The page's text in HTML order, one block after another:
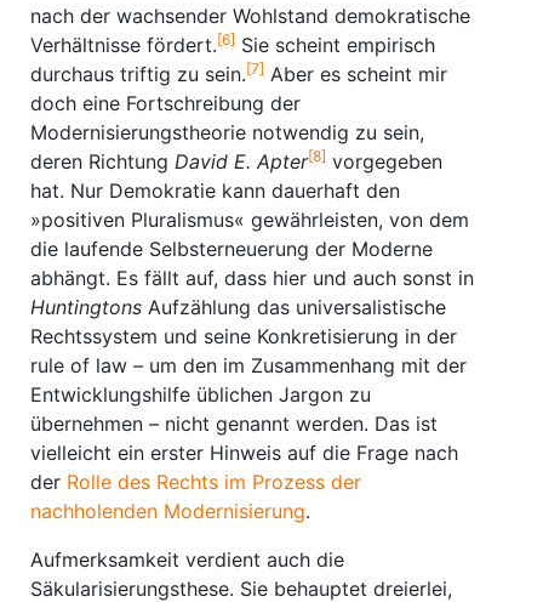
nach der wachsender Wohlstand demokratische
Verhältnisse fördert.[6] Sie scheint empirisch
durchaus triftig zu sein.[7] Aber es scheint mir
doch eine Fortschreibung der
Modernisierungstheorie notwendig zu sein,
deren Richtung David E. Apter[8] vorgegeben
hat. Nur Demokratie kann dauerhaft den
»positiven Pluralismus« gewährleisten, von dem
die laufende Selbsterneuerung der Moderne
abhängt. Es fällt auf, dass hier und auch sonst in
Huntingtons Aufzählung das universalistische
Rechtssystem und seine Konkretisierung in der
rule of law – um den im Zusammenhang mit der
Entwicklungshilfe üblichen Jargon zu
übernehmen – nicht genannt werden. Das ist
vielleicht ein erster Hinweis auf die Frage nach
der Rolle des Rechts im Prozess der
nachholenden Modernisierung.
Aufmerksamkeit verdient auch die
Säkularisierungsthese. Sie behauptet dreierlei,